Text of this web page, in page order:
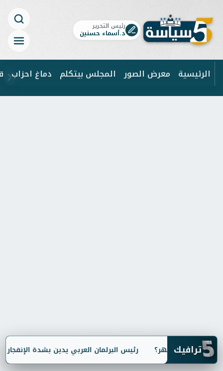
رئيس التحرير
د.أسماء حسنين
الرئيسية معرض الصور المجلس بيتكلم دماغ احزاب
5ترافيك رئيس البرلمان العربي يدين بشدة الإنفجار